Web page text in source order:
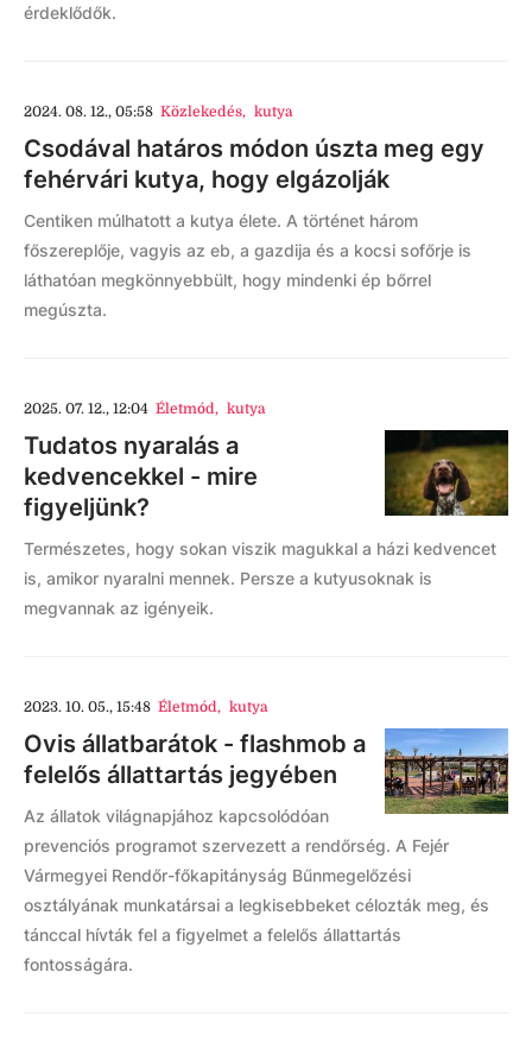
érdeklődők.
2024. 08. 12., 05:58 Közlekedés, kutya
Csodával határos módon úszta meg egy
fehérvári kutya, hogy elgázolják
Centiken múlhatott a kutya élete. A történet három
főszereplője, vagyis az eb, a gazdija és a kocsi sofőrje is
láthatóan megkönnyebbült, hogy mindenki ép bőrrel
megúszta.
2025. 07. 12., 12:04 Életmód, kutya
Tudatos nyaralás a
kedvencekkel - mire
figyeljünk?
Természetes, hogy sokan viszik magukkal a házi kedvencet
is, amikor nyaralni mennek. Persze a kutyusoknak is
megvannak az igényeik.
2023. 10. 05., 15:48 Életmód, kutya
Ovis állatbarátok - flashmob a
felelős állattartás jegyében
Az állatok világnapjához kapcsolódóan
prevenciós programot szervezett a rendőrség. A Fejér
Vármegyei Rendőr-főkapitányság Bűnmegelőzési
osztályának munkatársai a legkisebbeket célozták meg, és
tánccal hívták fel a figyelmet a felelős állattartás
fontosságára.